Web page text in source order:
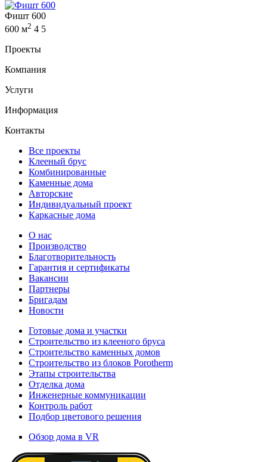
Фишт 600
600 м2 4 5
Проекты
Компания
Услуги
Информация
Контакты
Все проекты
Клееный брус
Комбинированные
Каменные дома
Авторские
Индивидуальный проект
Каркасные дома
О нас
Производство
Благотворительность
Гарантия и сертификаты
Вакансии
Партнеры
Бригадам
Новости
Готовые дома и участки
Строительство из клееного бруса
Строительство каменных домов
Строительство из блоков Porotherm
Этапы строительства
Отделка дома
Инженерные коммуникации
Контроль работ
Подбор цветового решения
Обзор дома в VR